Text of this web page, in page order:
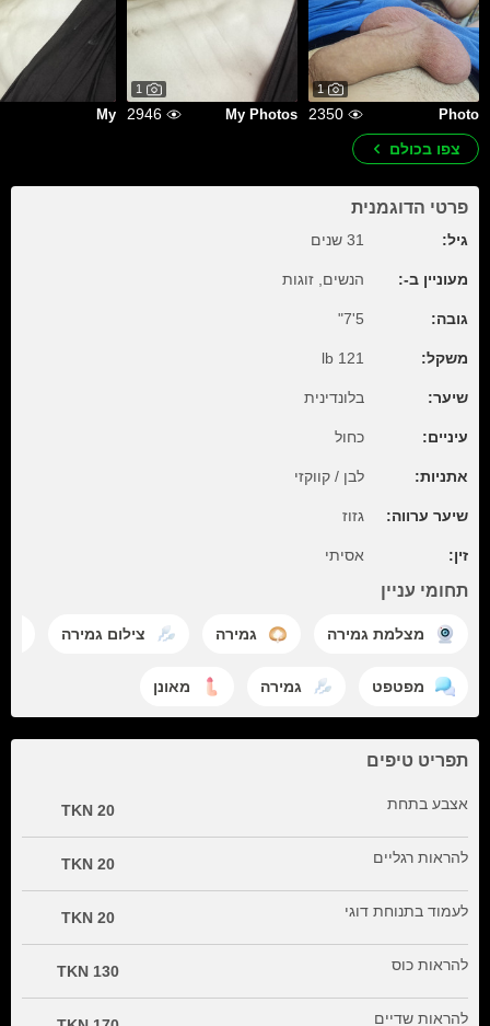
1
Photo
2350
1
My Photos
2946
My
צפו בכולם
פרטי הדוגמנית
גיל: 31 שנים
מעוניין ב-: הנשים, זוגות
גובה: 5'7"
משקל: 121 lb
שיער: בלונדינית
עיניים: כחול
אתניות: לבן / קווקזי
שיער ערווה: גזוז
זין: אסיתי
תחומי עניין
מצלמת גמירה גמירה צילום גמירה
מפטפט גמירה מאונן
תפריט טיפים
אצבע בתחת 20 TKN
להראות רגליים 20 TKN
לעמוד בתנוחת דוגי 20 TKN
להראות כוס 130 TKN
להראות שדיים